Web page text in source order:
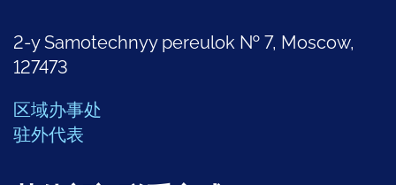
2-y Samotechnyy pereulok № 7, Moscow,
127473
区域办事处
驻外代表